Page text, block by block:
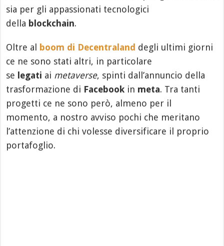
sia per gli appassionati tecnologici
della blockchain.
Oltre al boom di Decentraland degli ultimi giorni
ce ne sono stati altri, in particolare
se legati ai metaverse, spinti dall’annuncio della
trasformazione di Facebook in meta. Tra tanti
progetti ce ne sono però, almeno per il
momento, a nostro avviso pochi che meritano
l’attenzione di chi volesse diversificare il proprio
portafoglio.